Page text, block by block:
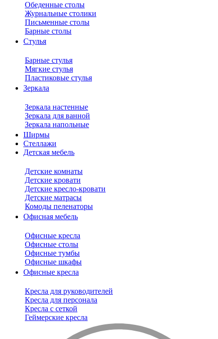
Обеденные столы
Журнальные столики
Письменные столы
Барные столы
Стулья
Барные стулья
Мягкие стулья
Пластиковые стулья
Зеркала
Зеркала настенные
Зеркала для ванной
Зеркала напольные
Ширмы
Стеллажи
Детская мебель
Детские комнаты
Детские кровати
Детские кресло-кровати
Детские матрасы
Комоды пеленаторы
Офисная мебель
Офисные кресла
Офисные столы
Офисные тумбы
Офисные шкафы
Офисные кресла
Кресла для руководителей
Кресла для персонала
Кресла с сеткой
Геймерские кресла